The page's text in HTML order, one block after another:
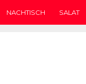
NACHTISCH SALAT